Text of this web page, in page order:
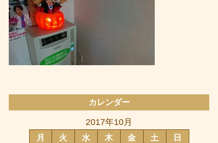
カレンダー
2017年10月
月 火 水 木 金 土 日